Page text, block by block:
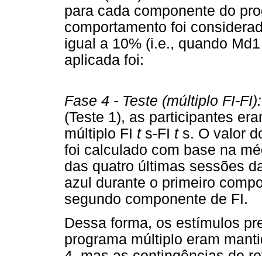
para cada componente do
comportamento foi
igual a 10% (i.e., quando
aplicada foi:
Fase 4 - Teste (múltiplo FI-FI):
(Teste 1), as participantes
múltiplo FI ts-FI ts. O valor
foi calculado com base na
das quatro últimas sessões
azul durante o primeiro
segundo componente de FI.
Dessa forma, os estímulos
programa múltiplo eram